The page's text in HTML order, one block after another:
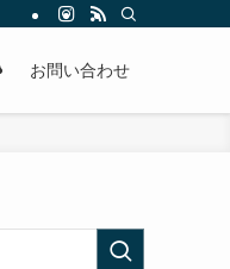
お問い合わせ